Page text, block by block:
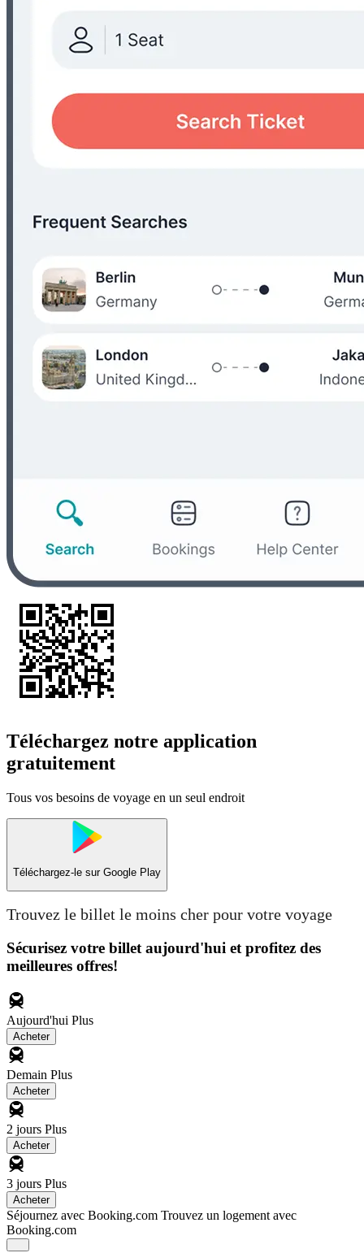
Téléchargez notre application
gratuitement
Tous vos besoins de voyage en un seul endroit
Téléchargez-le sur Google Play
Trouvez le billet le moins cher pour votre voyage
Sécurisez votre billet aujourd'hui et profitez des
meilleures offres!
Aujourd'hui Plus
Acheter
Demain Plus
Acheter
2 jours Plus
Acheter
3 jours Plus
Acheter
Séjournez avec Booking.com Trouvez un logement avec
Booking.com